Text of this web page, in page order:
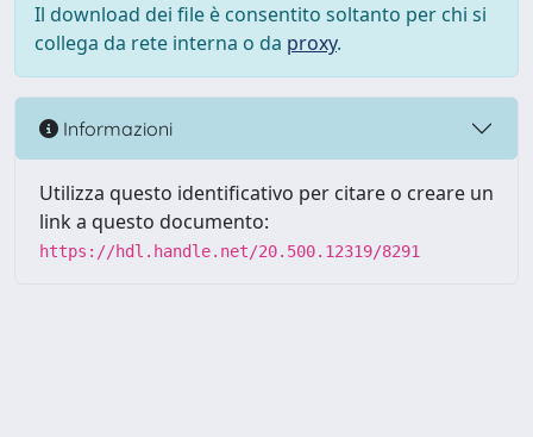
Il download dei file è consentito soltanto per chi si
collega da rete interna o da proxy.
Informazioni
Utilizza questo identificativo per citare o creare un
link a questo documento:
https://hdl.handle.net/20.500.12319/8291